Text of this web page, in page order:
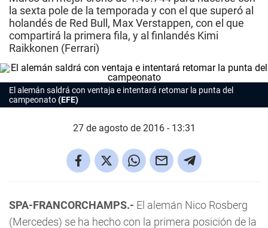
la sexta pole de la temporada y con el que superó al
holandés de Red Bull, Max Verstappen, con el que
compartirá la primera fila, y al finlandés Kimi
Raikkonen (Ferrari)
El alemán saldrá con ventaja e intentará retomar la punta del
campeonato(EFE)
27 de agosto de 2016 - 13:31
SPA-FRANCORCHAMPS.- El alemán Nico Rosberg
(Mercedes) se ha hecho con la primera posición de la